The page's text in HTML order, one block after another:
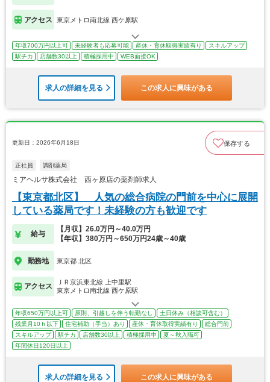
アクセス 東京メトロ南北線 西ケ原駅
年収700万円以上可 未経験者も応募可能 産休・育休取得実績有り
スキルアップ
駅チカ
店舗数30以上 積極採用中 WEB面接OK
求人の詳細を見る この求人に興味がある
更新日：2026年6月18日 保存する
正社員 調剤薬局
ミアヘルサ株式会社 西ヶ原店の薬剤師求人
【東京都北区】 人気の総合病院の門前を中心に展開
している薬局です！未経験の方も歓迎です
給与
【月収】26.0万円～40.0万円
【年収】380万円～650万円24歳～40歳
勤務地 東京都 北区
アクセス
ＪＲ京浜東北線 上中里駅
東京メトロ南北線 西ケ原駅
年収650万円以上可 原則、引越しを伴う転勤なし
土日休み（相談可含む）
残業月10ｈ以下
住宅補助（手当）あり 産休・育休取得実績有り
総合門前
スキルアップ
駅チカ 店舗数30以上 積極採用中
夏～秋入職可
年間休日120日以上
求人の詳細を見る この求人に興味がある